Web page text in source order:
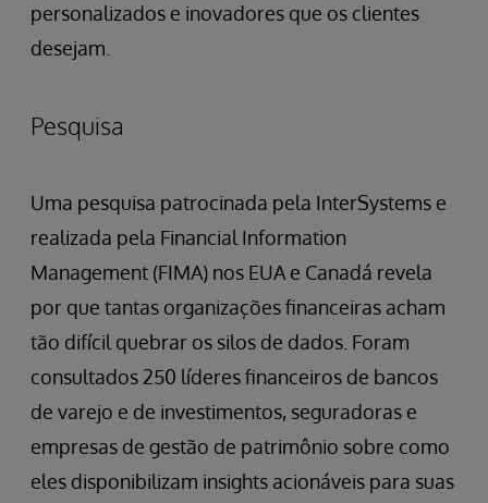
personalizados e inovadores que os clientes
desejam.
Pesquisa
Uma pesquisa patrocinada pela InterSystems e
realizada pela Financial Information
Management (FIMA) nos EUA e Canadá revela
por que tantas organizações financeiras acham
tão difícil quebrar os silos de dados. Foram
consultados 250 líderes financeiros de bancos
de varejo e de investimentos, seguradoras e
empresas de gestão de patrimônio sobre como
eles disponibilizam insights acionáveis para suas